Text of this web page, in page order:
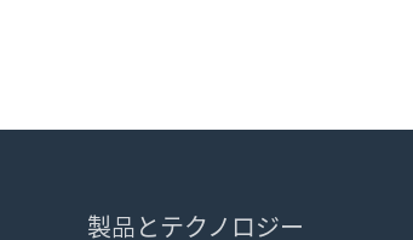
製品とテクノロジー